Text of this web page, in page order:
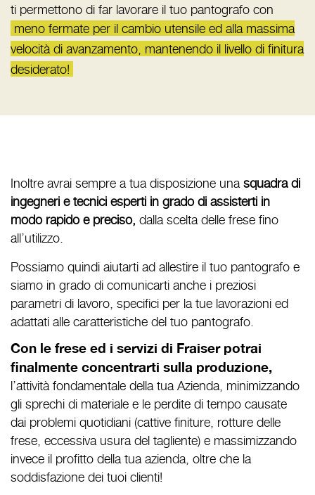
ti permettono di far lavorare il tuo pantografo con
meno fermate per il cambio utensile ed alla massima
velocità di avanzamento, mantenendo il livello di finitura
desiderato!
Inoltre avrai sempre a tua disposizione una squadra di
ingegneri e tecnici esperti in grado di assisterti in
modo rapido e preciso, dalla scelta delle frese fino
all’utilizzo.
Possiamo quindi aiutarti ad allestire il tuo pantografo e
siamo in grado di comunicarti anche i preziosi
parametri di lavoro, specifici per la tue lavorazioni ed
adattati alle caratteristiche del tuo pantografo.
Con le frese ed i servizi di Fraiser potrai
finalmente concentrarti sulla produzione,
l’attività fondamentale della tua Azienda, minimizzando
gli sprechi di materiale e le perdite di tempo causate
dai problemi quotidiani (cattive finiture, rotture delle
frese, eccessiva usura del tagliente) e massimizzando
invece il profitto della tua azienda, oltre che la
soddisfazione dei tuoi clienti!